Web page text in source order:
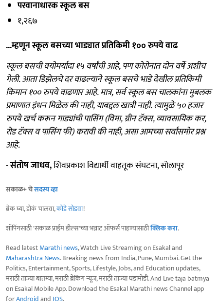
परवानाधारक स्कूल बस
१,२६७
...म्हणून स्कूल बसच्या भाड्यात प्रतिकिमी १०० रुपये वाढ
स्कूल बसची वयोमर्यादा १५ वर्षांची आहे, पण कोरोनात दोन वर्षे अशीच
गेली. आता डिझेलचे दर वाढल्याने स्कूल बसचे भाडे देखील प्रतिकिमी
किमान १०० रुपये वाढणार आहे. मात्र, सर्व स्कूल बस चालकांना मुबलक
प्रमाणात इंधन मिळेल की नाही, याबद्दल खात्री नाही. त्यामुळे ५० हजार
रुपये खर्च करून गाड्यांची पासिंग (विमा, ग्रीन टॅक्स, व्यावसायिक कर,
रोड टॅक्स व पासिंग फी) करावी की नाही, असा आमच्या सर्वांसमोर प्रश्न
आहे.
- संतोष जाधव,शिवप्रकाश विद्यार्थी वाहतूक संघटना, सोलापूर
सकाळ+ चेसदस्य व्हा
ब्रेक घ्या, डोकं चालवा,कोडे सोडवा!
शॉपिंगसाठी 'सकाळ प्राईम डील्स'च्या भन्नाट ऑफर्स पाहण्यासाठीक्लिक करा.
Read latestMarathi news, Watch Live Streaming on Esakal and
Maharashtra News. Breaking news from India, Pune, Mumbai. Get the
Politics, Entertainment, Sports, Lifestyle, Jobs, and Education updates,
मराठी ताज्या बातम्या, मराठी ब्रेकिंग न्यूज, मराठी ताज्या घडामोडी. And Live taja batmya
on Esakal Mobile App. Download the Esakal Marathi news Channel app
forAndroidand IOS.